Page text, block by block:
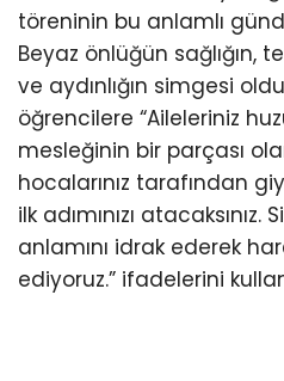
töreninin bu anlamlı
Beyaz önlüğün sağlığın,
ve aydınlığın simgesi
öğrencilere “Aileleriniz
mesleğinin bir parçası
hocalarınız tarafından
ilk adımınızı
anlamını idrak ederek
ediyoruz.” ifadelerini